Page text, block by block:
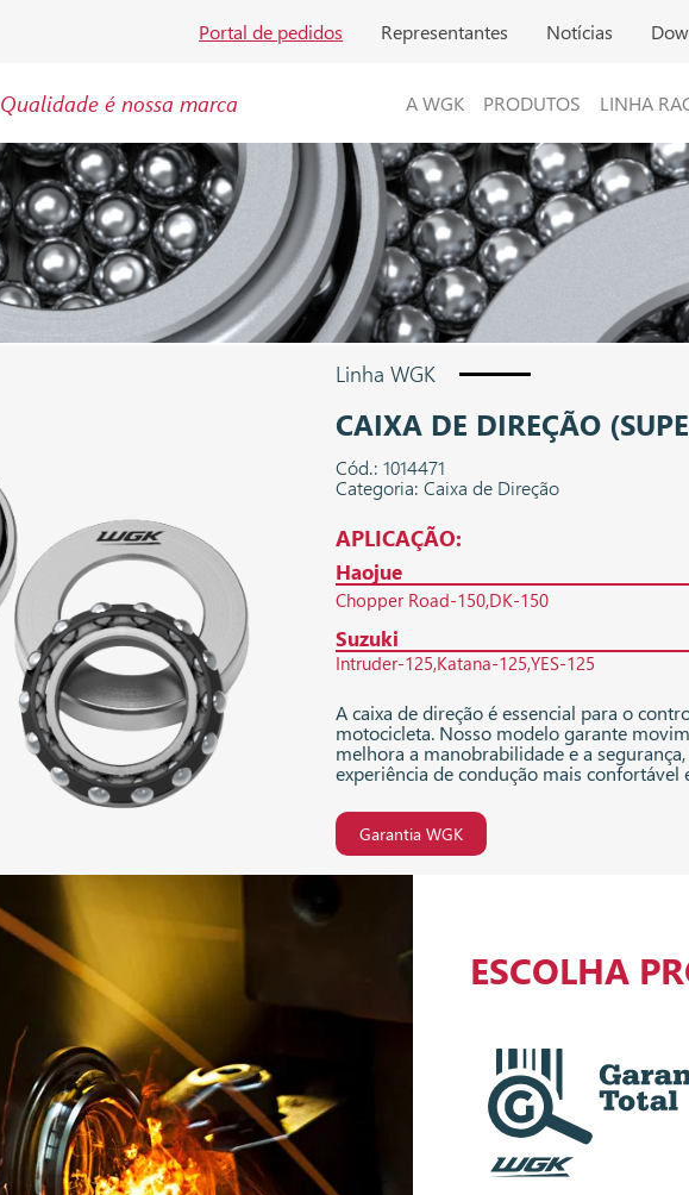
Portal de pedidos Representantes Notícias
Qualidade é nossa marca A WGK PRODUTOS LINHA
Linha WGK
CAIXA DE DIREÇÃO
Cód.: 1014471
Categoria: Caixa de Direção
APLICAÇÃO:
Haojue
Chopper Road-150 DK-150
Suzuki
Intruder-125 Katana-125 YES-125
A caixa de direção é essencial para o
motocicleta. Nosso modelo garante
melhora a manobrabilidade e a
experiência de condução mais confortável
Garantia WGK
ESCOLHA